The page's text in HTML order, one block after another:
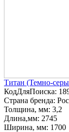
Титан (Темно-
КодДляПоиска:
Страна бренда:
Толщина, мм: 3,2
Длина,мм: 2745
Ширина, мм: 1700